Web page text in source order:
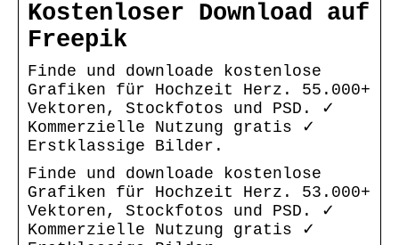
Kostenloser Download auf
Freepik
Finde und downloade kostenlose
Grafiken für Hochzeit Herz. 55.000+
Vektoren, Stockfotos und PSD. ✓
Kommerzielle Nutzung gratis ✓
Erstklassige Bilder.
Finde und downloade kostenlose
Grafiken für Hochzeit Herz. 53.000+
Vektoren, Stockfotos und PSD. ✓
Kommerzielle Nutzung gratis ✓